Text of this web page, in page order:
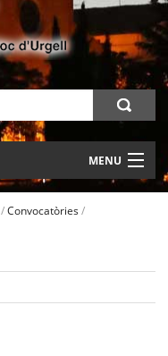
MENU
/Convocatòries/